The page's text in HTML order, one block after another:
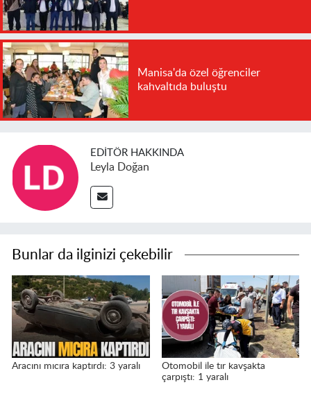
Manisa'da özel öğrenciler
kahvaltıda buluştu
EDITÖR HAKKINDA
Leyla Doğan
Bunlar da ilginizi çekebilir
Aracını mıcıra kaptırdı: 3 yaralı
Otomobil ile tır kavşakta
çarpıştı: 1 yaralı